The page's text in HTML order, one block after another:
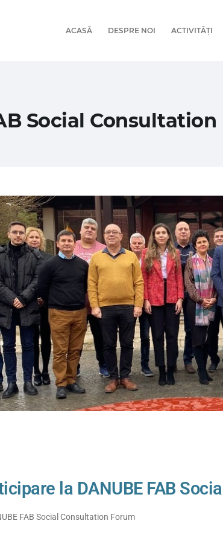
ACASĂ DESPRE NOI ACTIVITĂȚI
Social
la DANUBE FAB
FAB Social Consultation Forum